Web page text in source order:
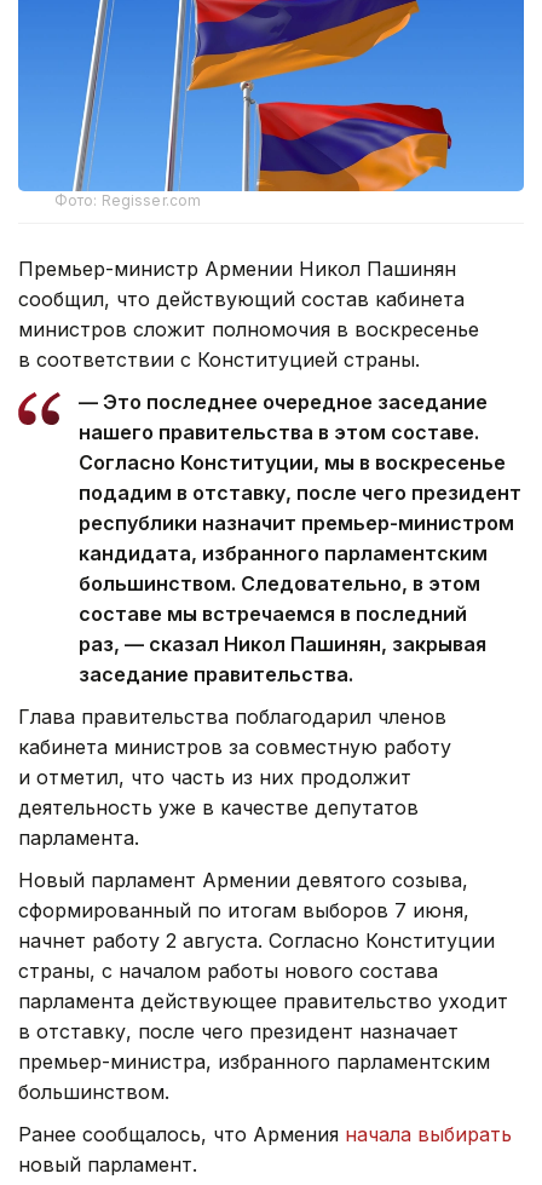
Фото: Regisser.com
Премьер-министр Армении Никол Пашинян
сообщил, что действующий состав кабинета
министров сложит полномочия в воскресенье
в соответствии с Конституцией страны.
— Это последнее очередное заседание
нашего правительства в этом составе.
Согласно Конституции, мы в воскресенье
подадим в отставку, после чего президент
республики назначит премьер-министром
кандидата, избранного парламентским
большинством. Следовательно, в этом
составе мы встречаемся в последний
раз, — сказал Никол Пашинян, закрывая
заседание правительства.
Глава правительства поблагодарил членов
кабинета министров за совместную работу
и отметил, что часть из них продолжит
деятельность уже в качестве депутатов
парламента.
Новый парламент Армении девятого созыва,
сформированный по итогам выборов 7 июня,
начнет работу 2 августа. Согласно Конституции
страны, с началом работы нового состава
парламента действующее правительство уходит
в отставку, после чего президент назначает
премьер-министра, избранного парламентским
большинством.
Ранее сообщалось, что Армения начала выбирать
новый парламент.